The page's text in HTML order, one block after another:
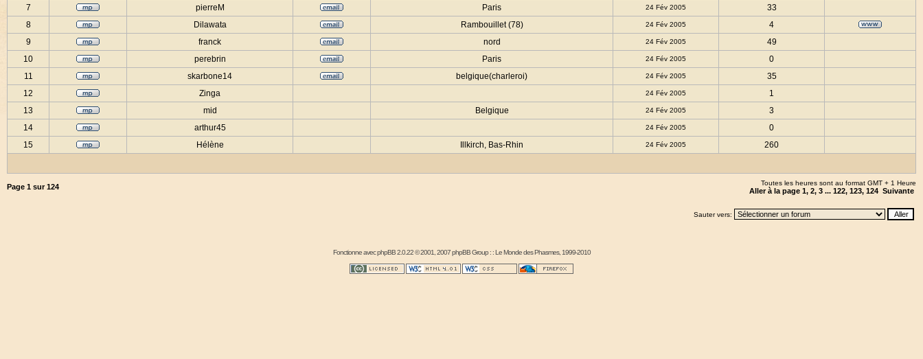
7
pierreM Paris 24 Fév 2005
33
8
Dilawata Rambouillet (78) 24 Fév 2005
4
9
franck nord 24 Fév 2005
49
10
perebrin Paris 24 Fév 2005
0
11
skarbone14 belgique(charleroi) 24 Fév 2005
35
12
Zinga 24 Fév 2005
1
13
mid Belgique 24 Fév 2005
3
14
arthur45 24 Fév 2005
0
15
Hélène Illkirch, Bas-Rhin 24 Fév 2005 260
Page 1 sur124 Toutes les heures sont au format GMT + 1 Heure
Aller à la page 1, 2, 3 ... 122, 123, 124 Suivante
Sauter vers:
Fonctionne avecphpBB2.0.22 © 2001, 2007 phpBB Group : :Le Monde des Phasmes, 1999-2010